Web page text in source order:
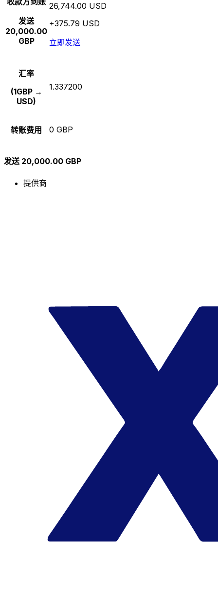
发送
20,000.00
GBP
26,744.00 USD
+375.79 USD
立即发送
汇率
(1GBP →
USD)
1.337200
转账费用 0 GBP
发送 20,000.00 GBP
提供商